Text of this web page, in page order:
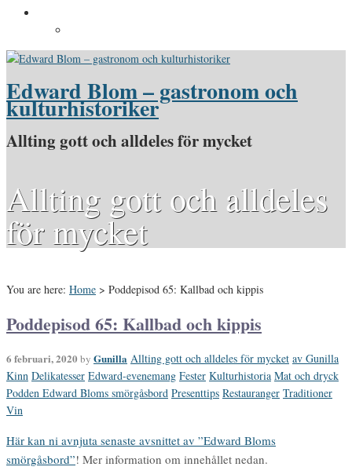
Edward Blom – gastronom och
kulturhistoriker
Allting gott och alldeles för mycket
Allting gott och alldeles
för mycket
You are here: Home > Poddepisod 65: Kallbad och kippis
Poddepisod 65: Kallbad och kippis
6 februari, 2020 by Gunilla Allting gott och alldeles för mycket av Gunilla
Kinn Delikatesser Edward-evenemang Fester Kulturhistoria Mat och dryck
Podden Edward Bloms smörgåsbord Presenttips Restauranger Traditioner
Vin
Här kan ni avnjuta senaste avsnittet av ”Edward Bloms
smörgåsbord”! Mer information om innehållet nedan.